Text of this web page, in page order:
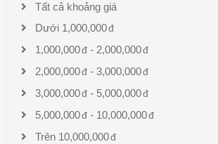
Tất cả khoảng giá
Dưới 1,000,000
1,000,000 - 2,000,000
2,000,000 - 3,000,000
3,000,000 - 5,000,000
5,000,000 - 10,000,000
Trên 10,000,000